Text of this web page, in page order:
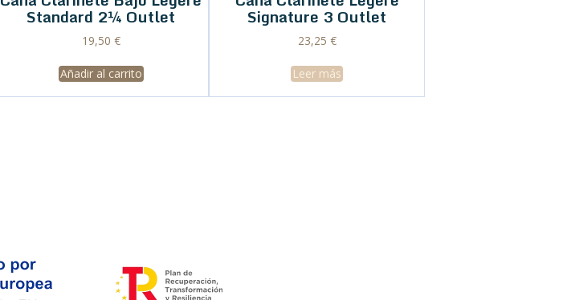
Standard 2¼ Outlet
19,50 €
Añadir al carrito
Signature 3 Outlet
23,25 €
Leer más